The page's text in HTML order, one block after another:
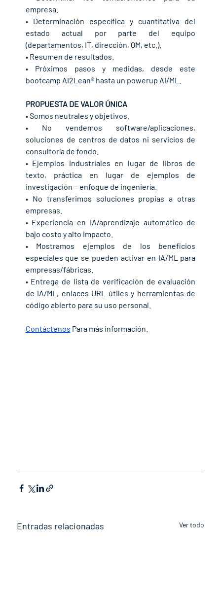
empresa.
• Determinación específica y cuantitativa del
estado actual por parte del equipo
(departamentos, IT, dirección, QM, etc.).
• Resumen de resultados.
• Próximos pasos y medidas, desde este
bootcamp AI2Lean® hasta un powerup AI/ML.
PROPUESTA DE VALOR ÚNICA
• Somos neutrales y objetivos.
• No vendemos software/aplicaciones,
soluciones de centros de datos ni servicios de
consultoría de fondo.
• Ejemplos industriales en lugar de libros de
texto, práctica en lugar de ejemplos de
investigación = enfoque de ingeniería.
• No transferimos soluciones propias a otras
empresas.
• Experiencia en IA/aprendizaje automático de
bajo costo y alto impacto.
• Mostramos ejemplos de los beneficios
especiales que se pueden activar en IA/ML para
empresas/fábricas.
• Entrega de lista de verificación de evaluación
de IA/ML, enlaces URL útiles y herramientas de
código abierto para su uso personal.
Contáctenos Para más información.
Entradas relacionadas Ver todo